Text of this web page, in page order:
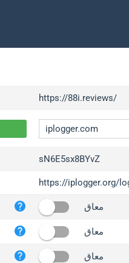
https://88i.reviews/
iplogger.org
wl.gl
ed.tc
sN6E5sx8BYvZ
https://iplogger.org/
معاق
معاق
معاق